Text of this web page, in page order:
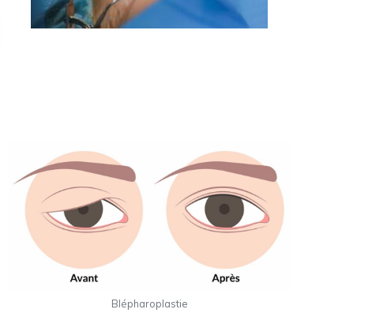
Blépharoplastie